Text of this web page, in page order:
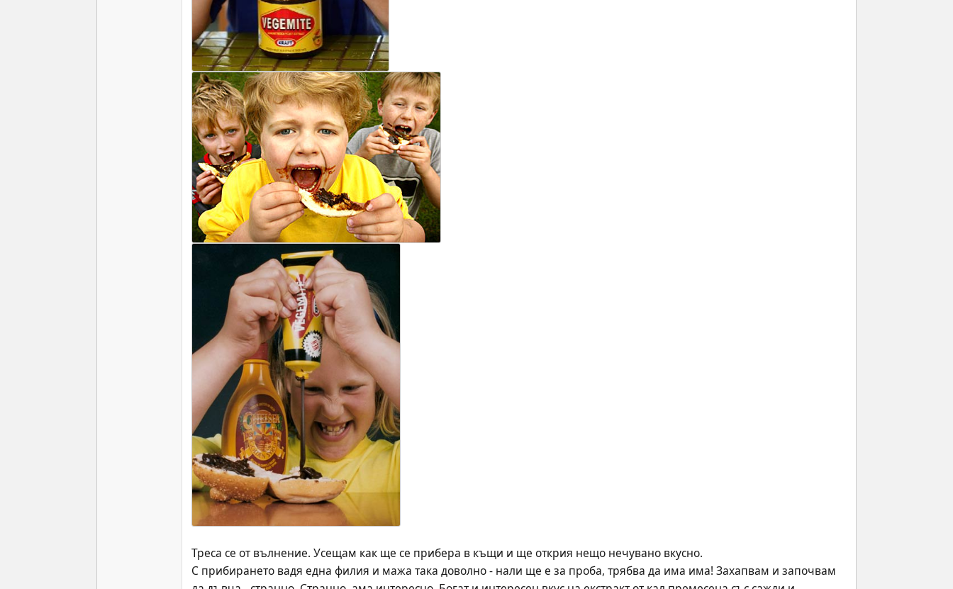
Треса се от вълнение. Усещам как ще се прибера в къщи и ще открия нещо нечувано вкусно.
С прибирането вадя една филия и мажа така доволно - нали ще е за проба, трябва да има има! Захапвам и започвам